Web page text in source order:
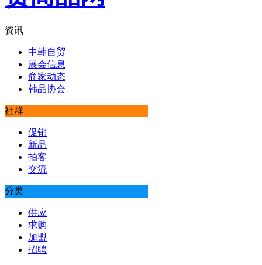
资讯
中韩自贸
展会信息
商家动态
韩品协会
社群
促销
新品
拍客
交流
分类
供应
求购
加盟
招聘